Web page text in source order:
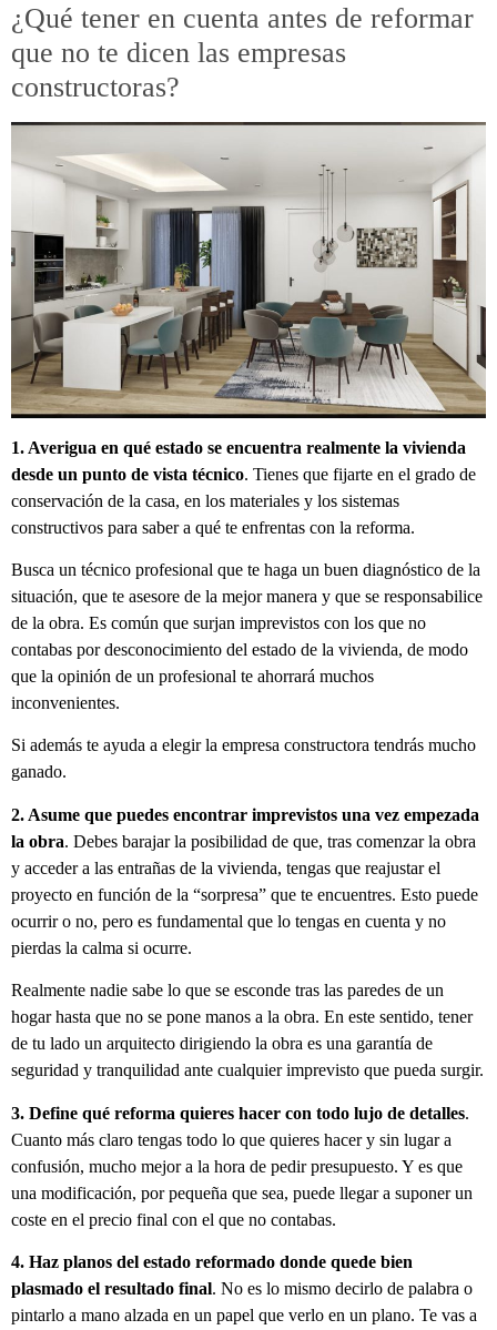
¿Qué tener en cuenta antes de reformar
que no te dicen las empresas
constructoras?
1. Averigua en qué estado se encuentra realmente la vivienda
desde un punto de vista técnico. Tienes que fijarte en el grado de
conservación de la casa, en los materiales y los sistemas
constructivos para saber a qué te enfrentas con la reforma.
Busca un técnico profesional que te haga un buen diagnóstico de la
situación, que te asesore de la mejor manera y que se responsabilice
de la obra. Es común que surjan imprevistos con los que no
contabas por desconocimiento del estado de la vivienda, de modo
que la opinión de un profesional te ahorrará muchos
inconvenientes.
Si además te ayuda a elegir la empresa constructora tendrás mucho
ganado.
2. Asume que puedes encontrar imprevistos una vez empezada
la obra. Debes barajar la posibilidad de que, tras comenzar la obra
y acceder a las entrañas de la vivienda, tengas que reajustar el
proyecto en función de la “sorpresa” que te encuentres. Esto puede
ocurrir o no, pero es fundamental que lo tengas en cuenta y no
pierdas la calma si ocurre.
Realmente nadie sabe lo que se esconde tras las paredes de un
hogar hasta que no se pone manos a la obra. En este sentido, tener
de tu lado un arquitecto dirigiendo la obra es una garantía de
seguridad y tranquilidad ante cualquier imprevisto que pueda surgir.
3. Define qué reforma quieres hacer con todo lujo de detalles.
Cuanto más claro tengas todo lo que quieres hacer y sin lugar a
confusión, mucho mejor a la hora de pedir presupuesto. Y es que
una modificación, por pequeña que sea, puede llegar a suponer un
coste en el precio final con el que no contabas.
4. Haz planos del estado reformado donde quede bien
plasmado el resultado final. No es lo mismo decirlo de palabra o
pintarlo a mano alzada en un papel que verlo en un plano. Te vas a